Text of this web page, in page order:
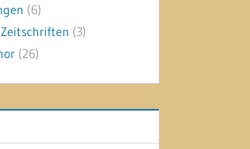
(6)
(3)
(26)